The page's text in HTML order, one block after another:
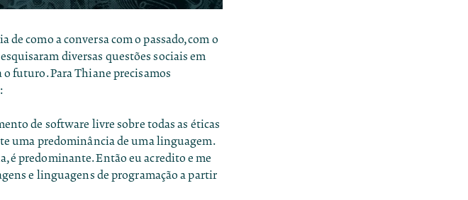
como a conversa com o passado, com o
diversas questões sociais em
futuro. Para Thiane precisamos
de software livre sobre todas as éticas
uma predominância de uma linguagem.
é predominante. Então eu acredito e me
e linguagens de programação a partir